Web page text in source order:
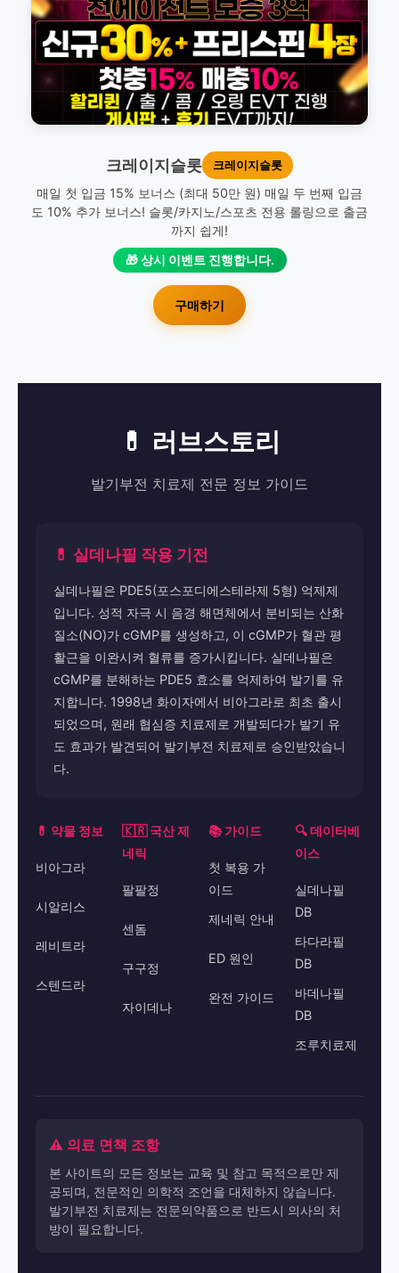
크레이지슬롯 크레이지슬롯
매일 첫 입금 15% 보너스 (최대 50만 원) 매일 두 번째 입금
도 10% 추가 보너스! 슬롯/카지노/스포츠 전용 롤링으로 출금
까지 쉽게!
🎁 상시 이벤트 진행합니다.
구매하기
💊 러브스토리
발기부전 치료제 전문 정보 가이드
💊 실데나필 작용 기전
실데나필은 PDE5(포스포디에스테라제 5형) 억제제
입니다. 성적 자극 시 음경 해면체에서 분비되는 산화
질소(NO)가 cGMP를 생성하고, 이 cGMP가 혈관 평
활근을 이완시켜 혈류를 증가시킵니다. 실데나필은
cGMP를 분해하는 PDE5 효소를 억제하여 발기를 유
지합니다. 1998년 화이자에서 비아그라로 최초 출시
되었으며, 원래 협심증 치료제로 개발되다가 발기 유
도 효과가 발견되어 발기부전 치료제로 승인받았습니
다.
💊 약물 정보
비아그라
시알리스
레비트라
스텐드라
🇰🇷 국산 제
네릭
팔팔정
센돔
구구정
자이데나
📚 가이드
첫 복용 가
이드
제네릭 안내
ED 원인
완전 가이드
🔍 데이터베
이스
실데나필
DB
타다라필
DB
바데나필
DB
조루치료제
⚠️ 의료 면책 조항
본 사이트의 모든 정보는 교육 및 참고 목적으로만 제
공되며, 전문적인 의학적 조언을 대체하지 않습니다.
발기부전 치료제는 전문의약품으로 반드시 의사의 처
방이 필요합니다.